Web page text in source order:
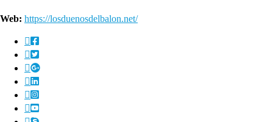
Web: https://losduenosdelbalon.net/